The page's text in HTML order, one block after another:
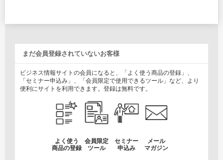
まだ会員登録されていないお客様
ビジネス情報サイトの会員になると、「よく使う商品の登録」、
「セミナー申込み」、「会員限定で使用できるツール」など、より
便利にサイトを利用できます。登録は無料です。
よく使う
商品の登録
会員限定
ツール
セミナー
申込み
メール
マガジン